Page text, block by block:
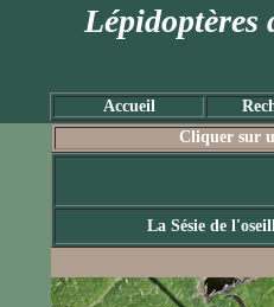
Lépidoptères
Accueil
Cliquer sur
La Sésie de